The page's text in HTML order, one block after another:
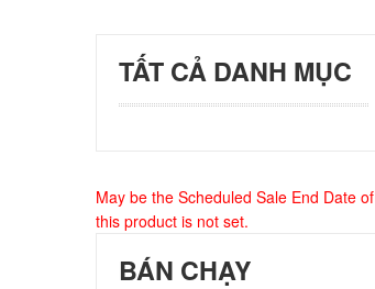
TẤT CẢ DANH MỤC
May be the Scheduled Sale End Date of
this product is not set.
BÁN CHẠY